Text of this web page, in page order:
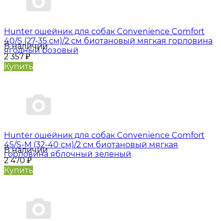
Hunter oшейник для собак Convenience Comfort
40/S (27-35 см)/2 см биотановый мягкая горловина
ягодный розовый
В наличии
2 357₽
Купить
Hunter oшейник для собак Convenience Comfort
45/S-M (32-40 см)/2 см биотановый мягкая
горловина яблочный зеленый
В наличии
2 470₽
Купить